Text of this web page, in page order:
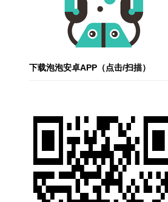
下载泡泡安卓APP（点击/扫描）